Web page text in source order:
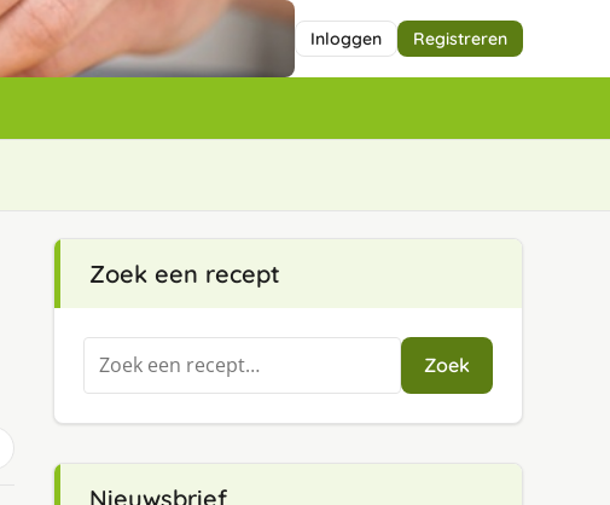
Inloggen Registreren
Zoek een recept
Zoeken
naar:
Zoek
Nieuwsbrief